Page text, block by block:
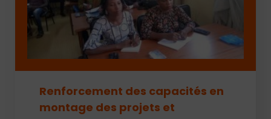
Renforcement des capacités en
montage des projets et